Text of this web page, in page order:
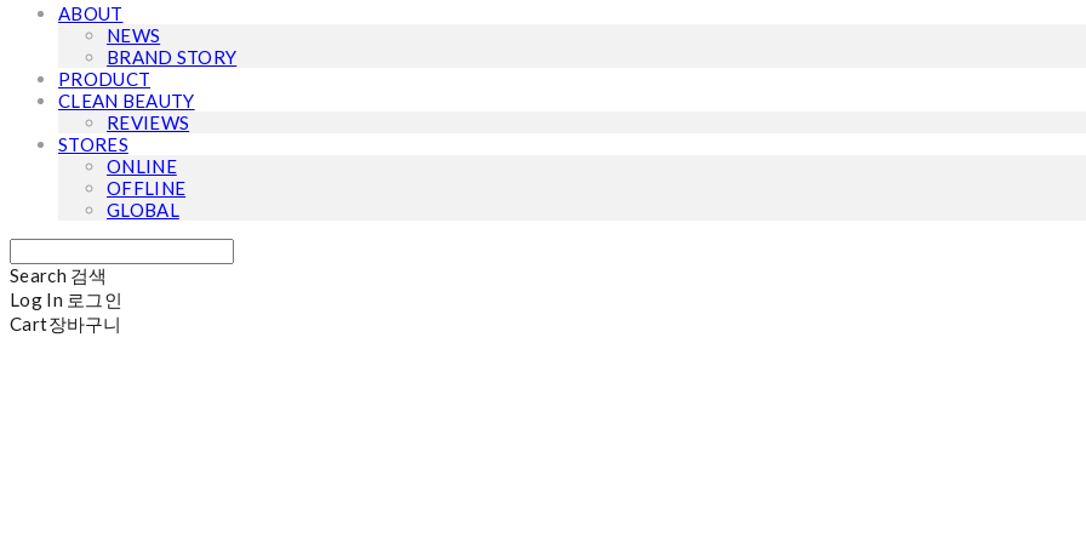
ABOUT
NEWS
BRAND STORY
PRODUCT
CLEAN BEAUTY
REVIEWS
STORES
ONLINE
OFFLINE
GLOBAL
Search 검색
Log In 로그인
Cart장바구니